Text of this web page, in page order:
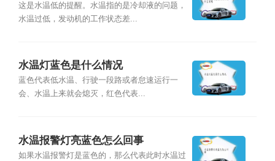
这是水温低的提醒。水温指的是冷却液的问题，
水温过低，发动机的工作状态差...
水温灯蓝色是什么情况
蓝色代表低水温、行驶一段路或者怠速运行一
会、水温上来就会熄灭，红色代表...
水温报警灯亮蓝色怎么回事
如果水温报警灯是蓝色的，那么代表此时水温过